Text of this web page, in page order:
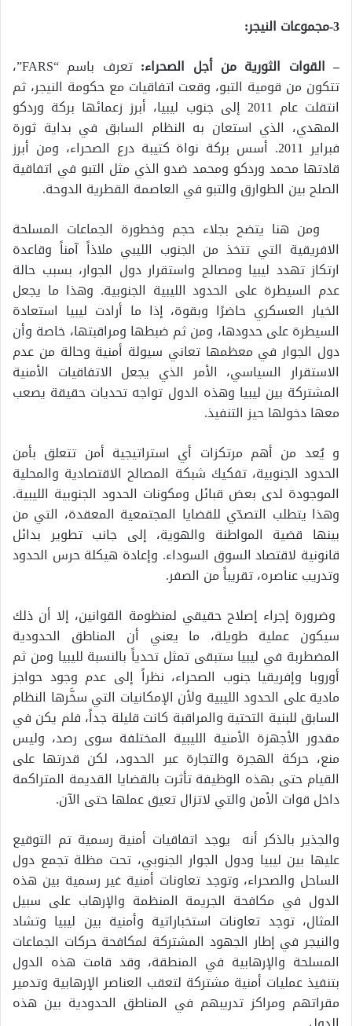
3-مجموعات النيجر:
– القوات الثورية من أجل الصحراء:
تعرف باسم “FARS”،
تتكون من قومية التبو، وقعت اتفاقيات مع حكومة النيجر، ثم
انتقلت عام 2011 إلى جنوب ليبيا، أبرز زعمائها بركة وردكو
المهدي، الذي استعان به النظام السابق في بداية ثورة
فبراير 2011. أسس بركة نواة كتيبة درع الصحراء، ومن أبرز
قادتها محمد وردكو ومحمد ضدو الذي مثل التبو في اتفاقية
الصلح بين الطوارق والتبو في العاصمة القطرية الدوحة.
ومن هنا يتضح بجلاء حجم وخطورة الجماعات المسلحة
الافريقية التي تتخذ من الجنوب الليبي ملاذاً آمناً وقاعدة
ارتكاز تهدد ليبيا ومصالح واستقرار دول الجوار، بسبب حالة
عدم السيطرة على الحدود الليبية الجنوبية. وهذا ما يجعل
الخيار العسكري حاضرًا وبقوة، إذا ما أرادت ليبيا استعادة
السيطرة على حدودها، ومن ثم ضبطها ومراقبتها، خاصة وأن
دول الجوار في معظمها تعاني سيولة أمنية وحالة من عدم
الاستقرار السياسي، الأمر الذي يجعل الاتفاقيات الأمنية
المشتركة بين ليبيا وهذه الدول تواجه تحديات حقيقة يصعب
معها دخولها حيز التنفيذ.
و يُعد من أهم مرتكزات أي استراتيجية أمن تتعلق بأمن
الحدود الجنوبية، تفكيك شبكة المصالح الاقتصادية والمحلية
الموجودة لدى بعض قبائل ومكونات الحدود الجنوبية الليبية.
وهذا يتطلب التصدّي للقضايا المجتمعية المعقدة، التي من
بينها قضية المواطنة والهوية، إلى جانب تطوير بدائل
قانونية لاقتصاد السوق السوداء. وإعادة هيكلة حرس الحدود
وتدريب عناصره، تقريباً من الصفر.
وضرورة إجراء إصلاح حقيقي لمنظومة القوانين، إلا أن ذلك
سيكون عملية طويلة، ما يعني أن المناطق الحدودية
المضطربة في ليبيا ستبقى تمثل تحدياً بالنسبة لليبيا ومن ثم
أوروبا وإفريقيا جنوب الصحراء، نظراً إلى عدم وجود حواجز
مادية على الحدود الليبية ولأن الإمكانيات التي سخَّرها النظام
السابق للبنية التحتية والمراقبة كانت قليلة جداً، فلم يكن في
مقدور الأجهزة الأمنية الليبية المختلفة سوى رصد، وليس
منع، حركة الهجرة والتجارة عبر الحدود، لكن قدرتها على
القيام حتى بهذه الوظيفة تأثرت بالقضايا القديمة المتراكمة
داخل قوات الأمن والتي لاتزال تعيق عملها حتى الآن.
والجذير بالذكر أنه يوجد اتفاقيات أمنية رسمية تم التوقيع
عليها بين ليبيا ودول الجوار الجنوبي، تحت مظلة تجمع دول
الساحل والصحراء، وتوجد تعاونات أمنية غير رسمية بين هذه
الدول في مكافحة الجريمة المنظمة والإرهاب على سبيل
المثال، توجد تعاونات استخباراتية وأمنية بين ليبيا وتشاد
والنيجر في إطار الجهود المشتركة لمكافحة حركات الجماعات
المسلحة والإرهابية في المنطقة، وقد قامت هذه الدول
بتنفيذ عمليات أمنية مشتركة لتعقب العناصر الإرهابية وتدمير
مقراتهم ومراكز تدريبهم في المناطق الحدودية بين هذه